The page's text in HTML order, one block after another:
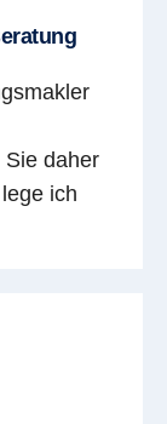
Sie daher
ich